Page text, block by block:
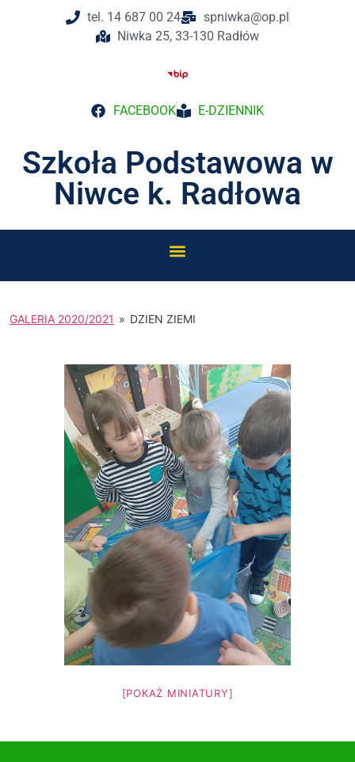
tel. 14 687 00 24
spniwka@op.pl
Niwka 25, 33-130 Radłów
FACEBOOK E-DZIENNIK
Szkoła Podstawowa w
Niwce k. Radłowa
GALERIA 2020/2021 » DZIEN ZIEMI
[POKAŻ MINIATURY]